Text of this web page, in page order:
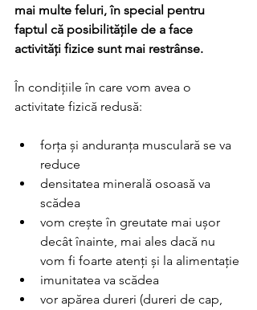
mai multe feluri, în special pentru
faptul că posibilitățile de a face
activități fizice sunt mai restrânse.
În condițiile în care vom avea o
activitate fizică redusă:
forța și anduranța musculară se va
reduce
densitatea minerală osoasă va
scădea
vom crește în greutate mai ușor
decât înainte, mai ales dacă nu
vom fi foarte atenți și la alimentație
imunitatea va scădea
vor apărea dureri (dureri de cap,